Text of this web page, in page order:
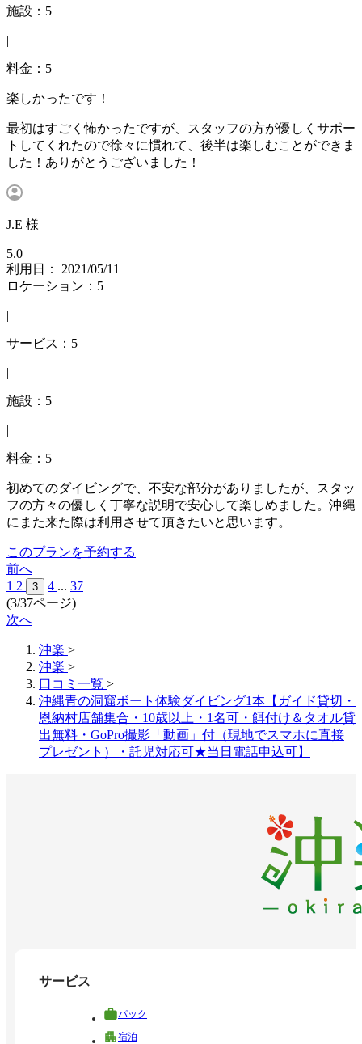
施設：5
|
料金：5
楽しかったです！
最初はすごく怖かったですが、スタッフの方が優しくサポー
トしてくれたので徐々に慣れて、後半は楽しむことができま
した！ありがとうございました！
J.E 様
5.0
利用日： 2021/05/11
ロケーション：5
|
サービス：5
|
施設：5
|
料金：5
初めてのダイビングで、不安な部分がありましたが、スタッ
フの方々の優しく丁寧な説明で安心して楽しめました。沖縄
にまた来た際は利用させて頂きたいと思います。
このプランを予約する
前へ
1 2 3 4 ... 37
(3/37ページ)
次へ
沖楽 >
沖楽 >
口コミ一覧 >
沖縄青の洞窟ボート体験ダイビング1本【ガイド貸切・
恩納村店舗集合・10歳以上・1名可・餌付け＆タオル貸
出無料・GoPro撮影「動画」付（現地でスマホに直接
プレゼント）・託児対応可★当日電話申込可】
サービス
パック
宿泊